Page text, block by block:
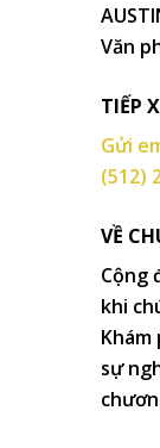
Văn
TIẾP
Gửi
(512)
VỀ
Cộng
khi
Khám
sự